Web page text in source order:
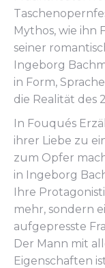
Mythos, wie ihn
seiner
Ingeborg
in Form,
die Realität des
In Fouqués
ihrer Liebe zu
zum Opfer
in Ingeborg
Ihre
mehr, sondern
aufgepresste
Der Mann mit
Eigenschaften